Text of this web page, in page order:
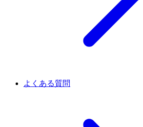
よくある質問